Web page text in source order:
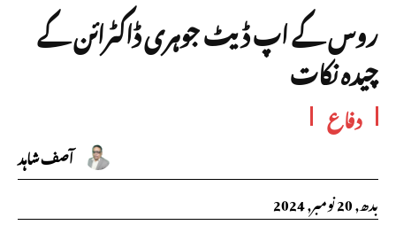
روس کے اپ ڈیٹ جوہری ڈاکٹرائن کے
چیدہ نکات
دفاع
آصف شاہد
بدھ, 20 نومبر, 2024